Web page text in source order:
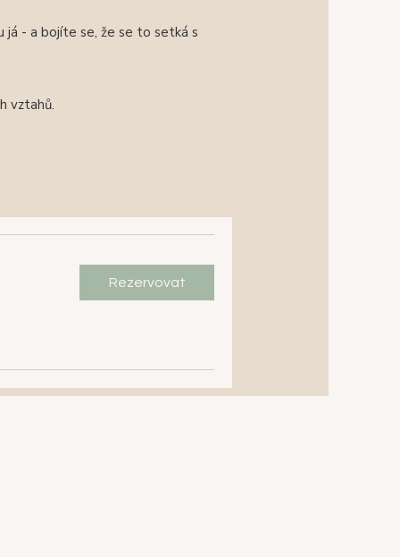
- a bojíte se, že se to setká s
vztahů.
Rezervovat